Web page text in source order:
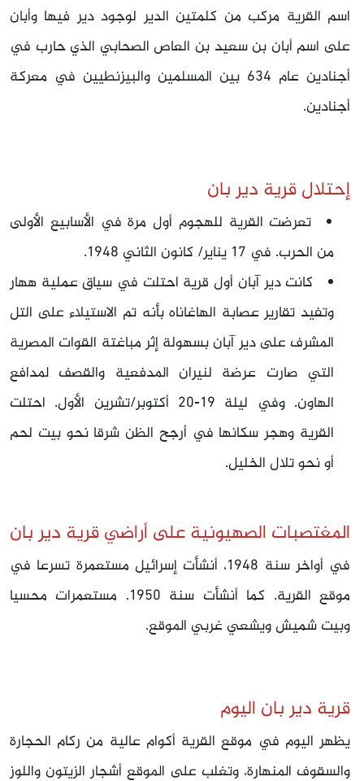
اسم القرية مركب من كلمتين الدير لوجود دير فيها وأبان
على اسم أبان بن سعيد بن العاص الصحابي الذي حارب في
أجنادين عام 634 بين المسلمين والبيزنطيين في معركة
أجنادين.
إحتلال قرية دير بان
تعرضت القرية للهجوم أول مرة في الأسابيع الأولى
من الحرب. في 17‏ يناير/ كانون الثاني 1948.
كانت دير آبان أول قرية احتلت في سياق عملية ههار
وتفيد تقارير عصابة الهاغاناه بأنه تم الاستيلاء على التل
المشرف على دير آبان بسهولة إثر مباغتة القوات المصرية
التي صارت عرضة لنيران المدفعية والقصف لمدافع
الهاون. وفي ليلة 19-20 أكتوبر/تشرين الأول. احتلت
القرية وهجر سكانها في أرجح الظن شرقا نحو بيت لحم
أو نحو تلال الخليل.
المغتصبات الصهيونية على أراضي قرية دير بان
في أواخر سنة 1948، أنشأت إسرائيل مستعمرة تسرعا في‏
موقع القرية. كما أنشأت سنة
1950.‏ مستعمرات محسيا
وبيت شميش ويشعي غربي الموقع.
قرية دير بان اليوم
يظهر اليوم في موقع القرية أكوام عالية من ركام الحجارة
والسقوف المنهارة، وتغلب على الموقع أشجار الزيتون واللوز